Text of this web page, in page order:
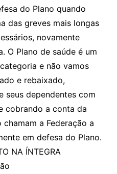
do Plano quando
das greves mais longas
novamente
O Plano de saúde é um
e não vamos
e rebaixado,
seus dependentes com
cobrando a conta da
a Federação a
em defesa do Plano.
NA ÍNTEGRA